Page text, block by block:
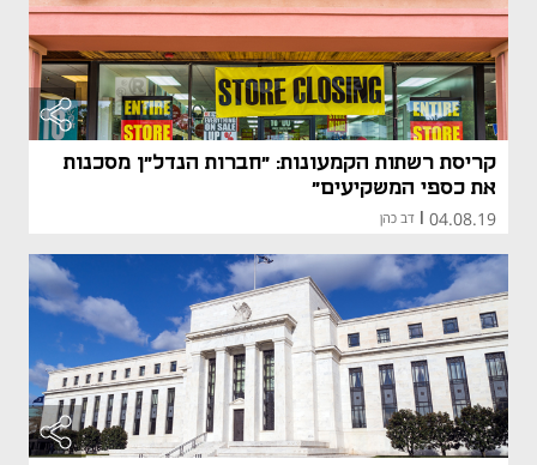
קריסת רשתות הקמעונות: "חברות הנדל"ן מסכנות
את כספי המשקיעים"
04.08.19 דב כהן